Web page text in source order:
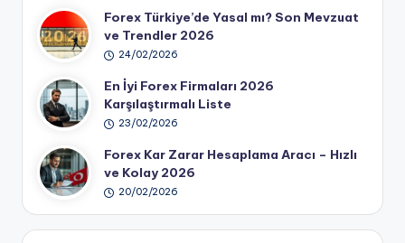
Forex Türkiye’de Yasal mı? Son Mevzuat
ve Trendler 2026
24/02/2026
En İyi Forex Firmaları 2026
Karşılaştırmalı Liste
23/02/2026
Forex Kar Zarar Hesaplama Aracı – Hızlı
ve Kolay 2026
20/02/2026